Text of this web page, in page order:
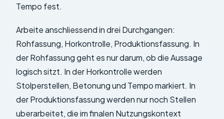
Tempo fest.
Arbeite anschliessend in drei Durchgangen:
Rohfassung, Horkontrolle, Produktionsfassung. In
der Rohfassung geht es nur darum, ob die Aussage
logisch sitzt. In der Horkontrolle werden
Stolperstellen, Betonung und Tempo markiert. In
der Produktionsfassung werden nur noch Stellen
uberarbeitet, die im finalen Nutzungskontext